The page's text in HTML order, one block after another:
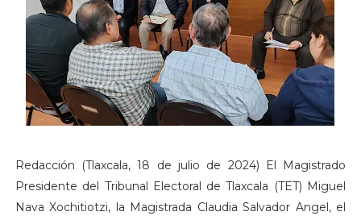
Redacción (Tlaxcala, 18 de julio de 2024) El Magistrado
Presidente del Tribunal Electoral de Tlaxcala (TET) Miguel
Nava Xochitiotzi, la Magistrada Claudia Salvador Angel, el